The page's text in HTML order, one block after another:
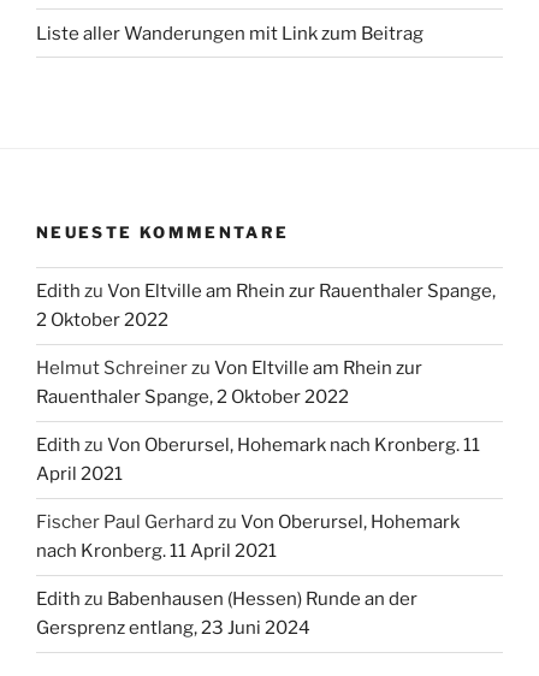
Liste aller Wanderungen mit Link zum Beitrag
NEUESTE KOMMENTARE
Edith zu Von Eltville am Rhein zur Rauenthaler Spange,
2 Oktober 2022
Helmut Schreinerzu Von Eltville am Rhein zur
Rauenthaler Spange, 2 Oktober 2022
Edith zu Von Oberursel, Hohemark nach Kronberg. 11
April 2021
Fischer Paul Gerhard zu Von Oberursel, Hohemark
nach Kronberg. 11 April 2021
Edith zu Babenhausen (Hessen) Runde an der
Gersprenz entlang, 23 Juni 2024